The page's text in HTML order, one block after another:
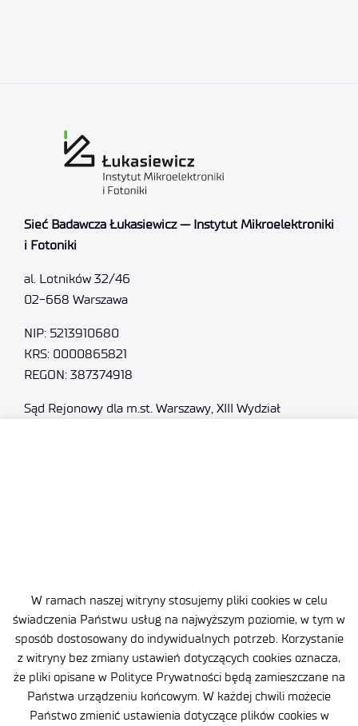
W ramach naszej witryny stosujemy pliki cookies w celu
świadczenia Państwu usług na najwyższym poziomie, w tym w
sposób dostosowany do indywidualnych potrzeb. Korzystanie
z witryny bez zmiany ustawień dotyczących cookies oznacza,
że pliki opisane w Polityce Prywatności będą zamieszczane na
Państwa urządzeniu końcowym. W każdej chwili możecie
Państwo zmienić ustawienia dotyczące plików cookies w
Sieć Badawcza Łukasiewicz — Instytut Mikroelektroniki
i Fotoniki
al. Lotników 32/46
02-668 Warszawa
NIP: 5213910680
KRS: 0000865821
REGON: 387374918
Sąd Rejonowy dla m.st. Warszawy, XIII Wydział
Polityka Prywatności
Ważne informacje
Zamówienia publiczne
Wynajem powierzchni